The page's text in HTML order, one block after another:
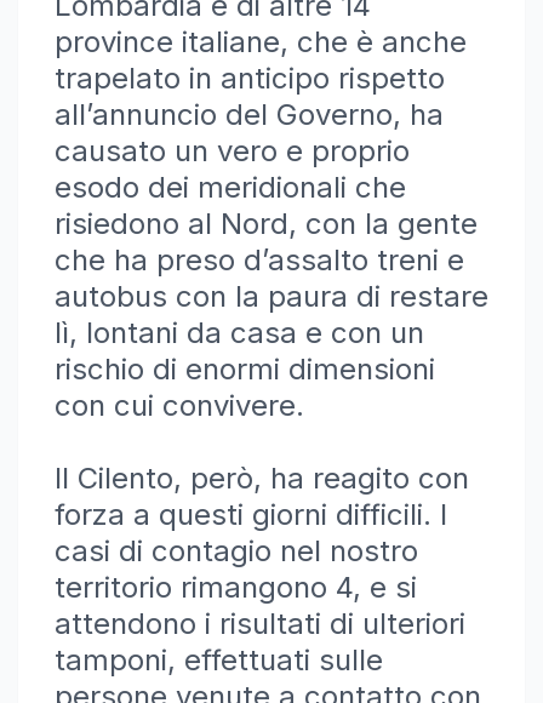
province italiane, che è anche
trapelato in anticipo rispetto
all’annuncio del Governo, ha
causato un vero e proprio
esodo dei meridionali che
risiedono al Nord, con la gente
che ha preso d’assalto treni e
autobus con la paura di restare
lì, lontani da casa e con un
rischio di enormi dimensioni
con cui convivere.
Il Cilento, però, ha reagito con
forza a questi giorni difficili. I
casi di contagio nel nostro
territorio rimangono 4, e si
attendono i risultati di ulteriori
tamponi, effettuati sulle